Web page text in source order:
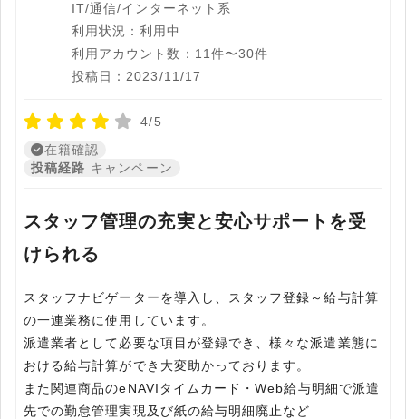
IT/通信/インターネット系
利用状況：利用中
利用アカウント数：11件〜30件
投稿日：2023/11/17
4/5
在籍確認
投稿経路 キャンペーン
スタッフ管理の充実と安心サポートを受
けられる
スタッフナビゲーターを導入し、スタッフ登録～給与計算
の一連業務に使用しています。
派遣業者として必要な項目が登録でき、様々な派遣業態に
おける給与計算ができ大変助かっております。
また関連商品のeNAVIタイムカード・Web給与明細で派遣
先での勤怠管理実現及び紙の給与明細廃止など